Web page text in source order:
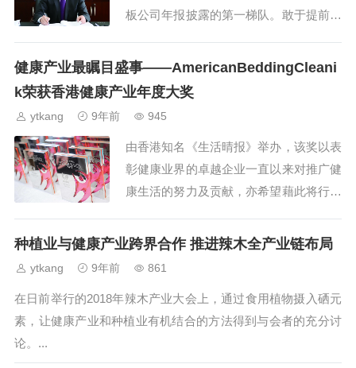
板公司年报披露的第一梯队。敢于提前披
现30%的业绩增速。...
健康产业最瞩目盛事——AmericanBeddingCleani
k荣获香港健康产业年度大奖
ytkang 9年前 945
由香港知名《生活晴报》举办，该奖以表
彰健康业界的卓越企业一直以来对推广健
康生活的努力及贡献，亦希望藉此将行内
业带来正面的影响....
种植业与健康产业跨界合作 推进辣木全产业链布局
ytkang 9年前 861
在日前举行的2018年辣木产业大会上，通过食用植物摄入硒元
素，让健康产业和种植业有机结合的方法得到与会者的充分讨
论。...